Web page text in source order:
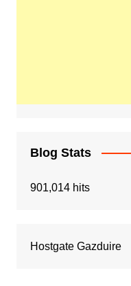
Blog Stats
901,014 hits
Hostgate Gazduire